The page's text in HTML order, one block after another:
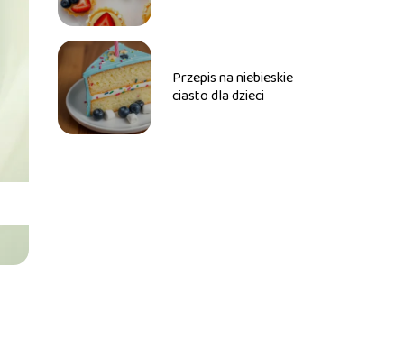
Przepis na niebieskie
ciasto dla dzieci